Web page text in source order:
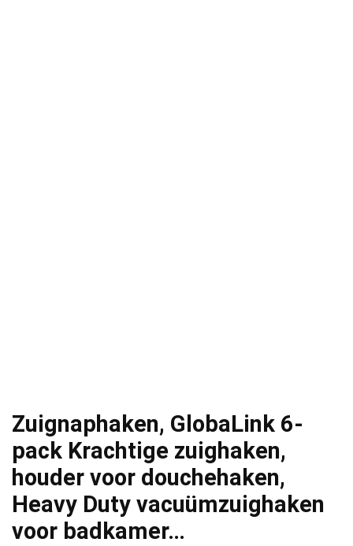
Zuignaphaken, GlobaLink 6-
pack Krachtige zuighaken,
houder voor douchehaken,
Heavy Duty vacuümzuighaken
voor badkamer…